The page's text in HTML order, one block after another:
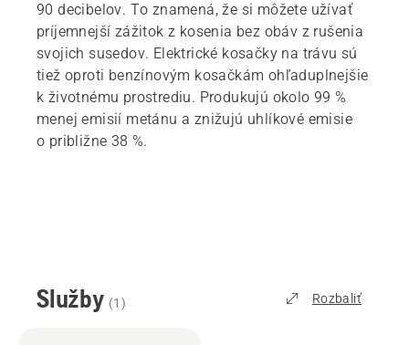
90 decibelov. To znamená, že si môžete užívať
príjemnejší zážitok z kosenia bez obáv z rušenia
svojich susedov. Elektrické kosačky na trávu sú
tiež oproti benzínovým kosačkám ohľaduplnejšie
k životnému prostrediu. Produkujú okolo 99 %
menej emisií metánu a znižujú uhlíkové emisie
o približne 38 %.
Služby (1 ) Rozbaliť